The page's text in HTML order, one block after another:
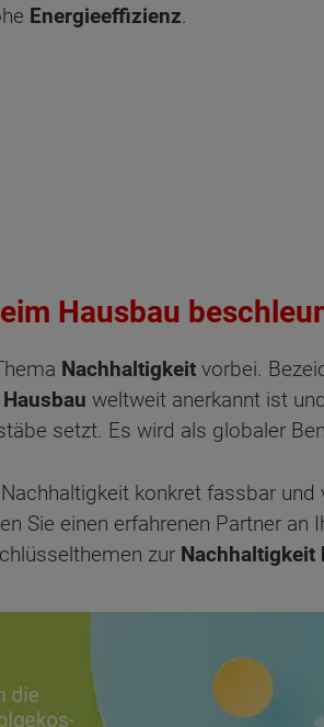
Energieeffizienz.
Hausbau
Nachhaltigkeit vorbei.
weltweit anerkannt ist
setzt. Es wird als globaler
konkret fassbar
Sie einen erfahrenen Partner an
zur Nachhaltigkeit